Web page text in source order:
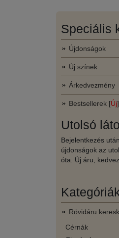
Speciális
Újdonságok
Új színek
Árkedvezmény
Bestsellerek [Új]
Utolsó
Bejelentkezés
újdonságok az
óta. Új áru,
Rövidáru
Cérnák